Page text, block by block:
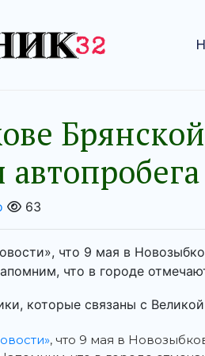
63
что 9 мая в
что в городе
которые связаны с Великой
, что 9 мая в